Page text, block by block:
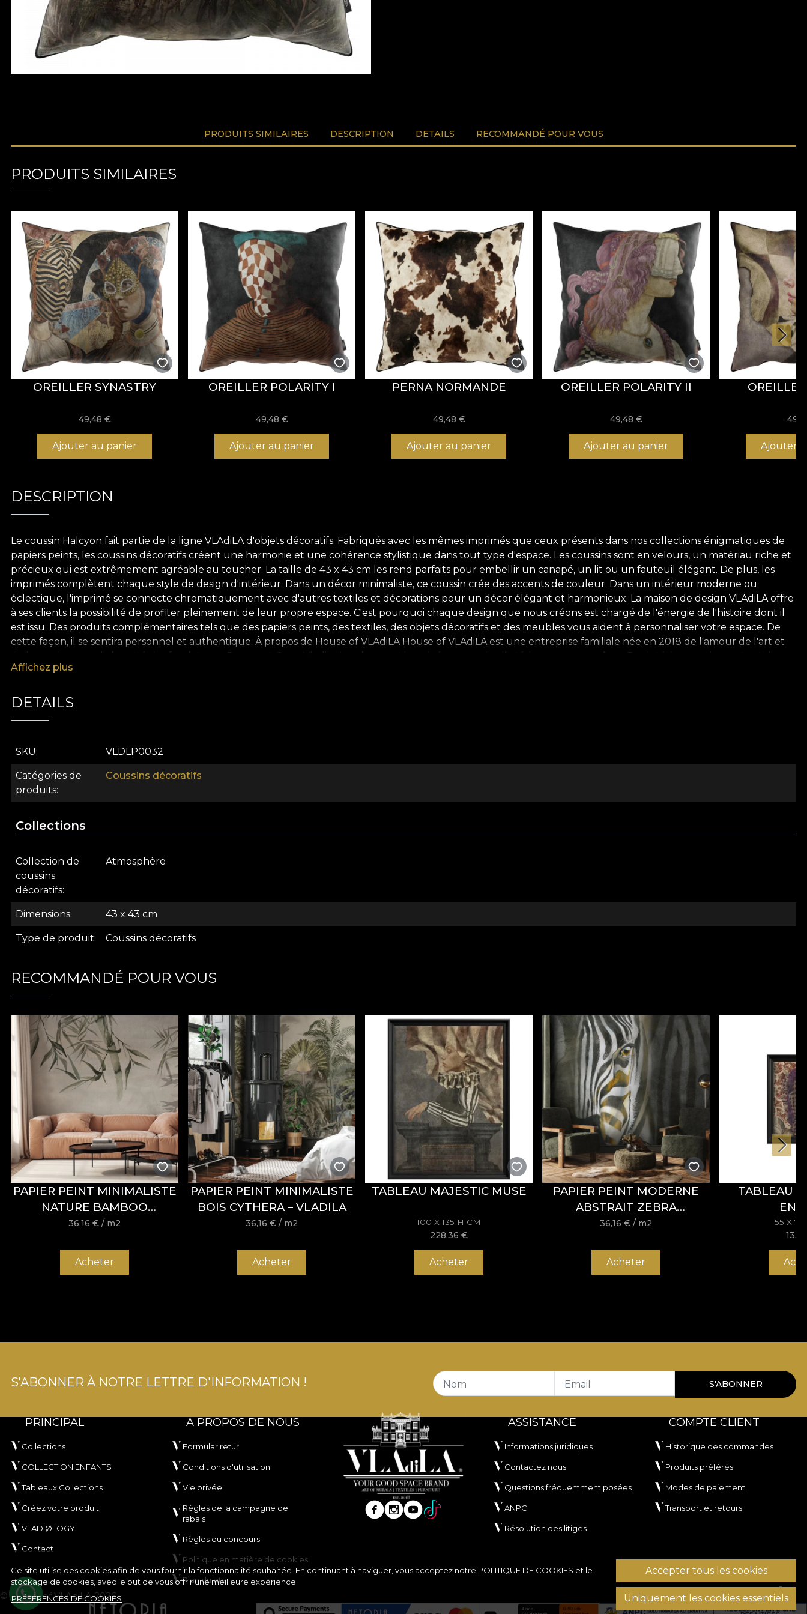
PRODUITS SIMILAIRES DESCRIPTION DETAILS RECOMMANDÉ POUR VOUS
PRODUITS SIMILAIRES
OREILLER SYNASTRY
49,48 €
Ajouter au panier
OREILLER POLARITY I
49,48 €
Ajouter au panier
PERNA NORMANDE
49,48 €
Ajouter au panier
OREILLER POLARITY II
49,48 €
Ajouter au panier Ajouter
DESCRIPTION
Le coussin Halcyon fait partie de la ligne VLAdiLA d'objets décoratifs. Fabriqués avec les mêmes imprimés que ceux présents dans nos collections énigmatiques de
papiers peints, les coussins décoratifs créent une harmonie et une cohérence stylistique dans tout type d'espace. Les coussins sont en velours, un matériau riche et
précieux qui est extrêmement agréable au toucher. La taille de 43 x 43 cm les rend parfaits pour embellir un canapé, un lit ou un fauteuil élégant. De plus, les
imprimés complètent chaque style de design d'intérieur. Dans un décor minimaliste, ce coussin crée des accents de couleur. Dans un intérieur moderne ou
éclectique, l'imprimé se connecte chromatiquement avec d'autres textiles et décorations pour un décor élégant et harmonieux. La maison de design VLAdiLA offre
à ses clients la possibilité de profiter pleinement de leur propre espace. C'est pourquoi chaque design que nous créons est chargé de l'énergie de l'histoire dont il
est issu. Des produits complémentaires tels que des papiers peints, des textiles, des objets décoratifs et des meubles vous aident à personnaliser votre espace. De
cette façon, il se sentira personnel et authentique. À propos de House of VLAdiLA House of VLAdiLA est une entreprise familiale née en 2018 de l'amour de l'art et
de la passion pour la beauté des fondateurs, Dragos et Oana Vladila. Les deux ont imaginé un monde d'intérieurs avec une âme. Des intérieurs qui racontent des
histoires. Et qui deviennent personnels lorsqu'ils deviennent des miroirs pour ceux qui les habitent. Comment ? D'abord, avec et à travers le papier peint. Une
devenue une famille pour certains des artistes les plus talentueux de Roumanie, VLAdiLA est devenu House of VLAdiLA. Une marque de spectacle. Un promoteur
Affichez plus
DETAILS
SKU VLDLP0032
Catégories de
produits
Coussins décoratifs
Collections
Collection de
coussins
décoratifs
Atmosphère
Dimensions 43 x 43 cm
Type de produit Coussins décoratifs
RECOMMANDÉ POUR VOUS
PAPIER PEINT MINIMALISTE
NATURE BAMBOO
EVERGREEN – VLADILA
36,16€ / m2
Acheter
PAPIER PEINT MINIMALISTE
BOIS CYTHERA – VLADILA
36,16€ / m2
Acheter
TABLEAU MAJESTIC MUSE
100 X 135 H CM
228,36€
Acheter
PAPIER PEINT MODERNE
ABSTRAIT ZEBRA
INTERRUPTED – VLADILA
36,16€ / m2
Acheter
TABLEAU
55 X
Ce site utilise des cookies afin de vous fournir la fonctionnalité souhaitée. En continuant à naviguer, vous acceptez notre POLITIQUE DE COOKIES et le
stockage de cookies, avec le but de vous offrir une meilleure expérience.
PRÉFÉRENCES DE COOKIES
Accepter tous les cookies
Uniquement les cookies essentiels
S'ABONNER À NOTRE LETTRE D'INFORMATION ! Nom Email S'ABONNER
PRINCIPAL
Collections
COLLECTION ENFANTS
Tableaux Collections
Créez votre produit
VLADIØLOGY
Contact
A PROPOS DE NOUS
Formular retur
Conditions d'utilisation
Vie privée
Règles de la campagne de
rabais
Règles du concours
Politique en matière de cookies
Plan du site
ASSISTANCE
Informations juridiques
Contactez nous
Questions fréquemment posées
ANPC
Résolution des litiges
COMPTE CLIENT
Historique des commandes
Produits préférés
Modes de paiement
Transport et retours
© House of VLAdiLA 2026